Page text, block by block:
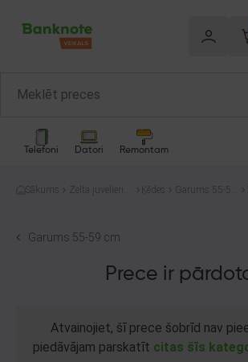
Telefoni Datori Remontam
Sākums
Zelta juvelierizs
Ķēdes
Garums 55-59
Garums 55-59 cm
Prece ir
Atvainojiet, šī prece šobrīd nav
piedāvājam parskatīt citas šīs